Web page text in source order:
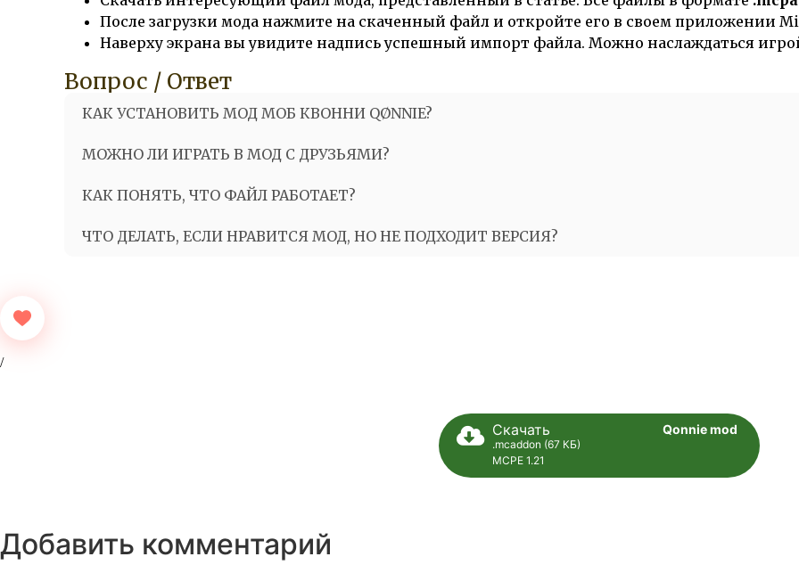
После загрузки мода нажмите на скаченный файл и откройте его в своем приложении
Наверху экрана вы увидите надпись успешный импорт файла. Можно наслаждаться
Вопрос / Ответ
КАК УСТАНОВИТЬ МОД МОБ КВОННИ QØNNIE?
МОЖНО ЛИ ИГРАТЬ В МОД С ДРУЗЬЯМИ?
КАК ПОНЯТЬ, ЧТО ФАЙЛ РАБОТАЕТ?
ЧТО ДЕЛАТЬ, ЕСЛИ НРАВИТСЯ МОД, НО НЕ ПОДХОДИТ ВЕРСИЯ?
Скачать
.mcaddon (67 КБ)
MCPE 1.21
Qonnie mod
Добавить комментарий